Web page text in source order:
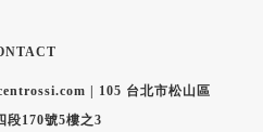
| 105 台北市松山區
段170號5樓之3